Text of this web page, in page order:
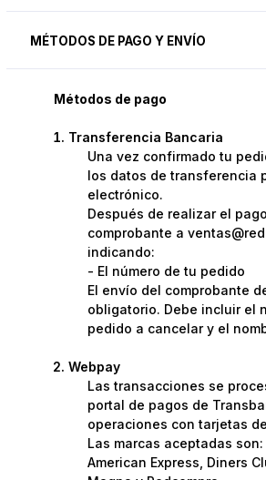
MÉTODOS DE PAGO Y ENVÍO
Métodos de pago
Transferencia Bancaria
Una vez confirmado tu
los datos de transferencia
electrónico.
Después de realizar el
comprobante a
indicando:
- El número de tu pedido
El envío del comprobante
obligatorio. Debe incluir el
pedido a cancelar y el
Webpay
Las transacciones se
portal de pagos de
operaciones con tarjetas
Las marcas aceptadas son:
American Express, Diners